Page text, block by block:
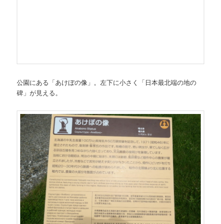
公園にある「あけぼの像」。左下に小さく「日本最北端の地の
碑」が見える。